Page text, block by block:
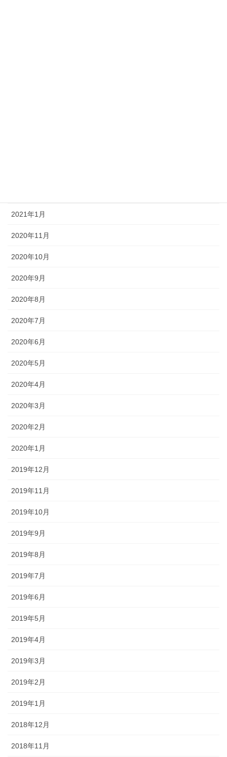
2021年1月
2020年11月
2020年10月
2020年9月
2020年8月
2020年7月
2020年6月
2020年5月
2020年4月
2020年3月
2020年2月
2020年1月
2019年12月
2019年11月
2019年10月
2019年9月
2019年8月
2019年7月
2019年6月
2019年5月
2019年4月
2019年3月
2019年2月
2019年1月
2018年12月
2018年11月